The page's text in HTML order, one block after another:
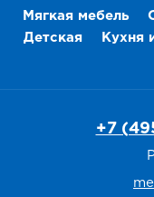
Мягкая мебель
Детская
Кухня
+7